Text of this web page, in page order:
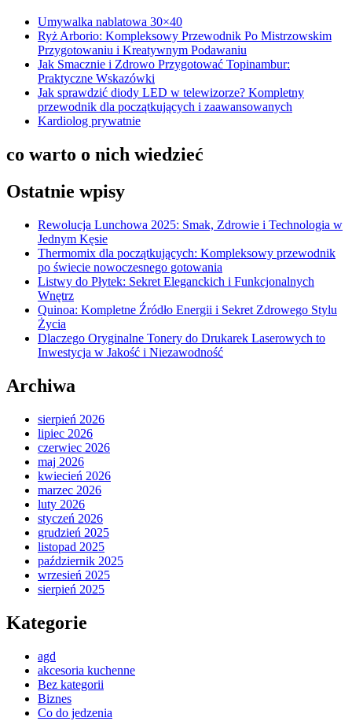
Umywalka nablatowa 30×40
Ryż Arborio: Kompleksowy Przewodnik Po Mistrzowskim
Przygotowaniu i Kreatywnym Podawaniu
Jak Smacznie i Zdrowo Przygotować Topinambur:
Praktyczne Wskazówki
Jak sprawdzić diody LED w telewizorze? Kompletny
przewodnik dla początkujących i zaawansowanych
Kardiolog prywatnie
co warto o nich wiedzieć
Ostatnie wpisy
Rewolucja Lunchowa 2025: Smak, Zdrowie i Technologia w
Jednym Kęsie
Thermomix dla początkujących: Kompleksowy przewodnik
po świecie nowoczesnego gotowania
Listwy do Płytek: Sekret Eleganckich i Funkcjonalnych
Wnętrz
Quinoa: Kompletne Źródło Energii i Sekret Zdrowego Stylu
Życia
Dlaczego Oryginalne Tonery do Drukarek Laserowych to
Inwestycja w Jakość i Niezawodność
Archiwa
sierpień 2026
lipiec 2026
czerwiec 2026
maj 2026
kwiecień 2026
marzec 2026
luty 2026
styczeń 2026
grudzień 2025
listopad 2025
październik 2025
wrzesień 2025
sierpień 2025
Kategorie
agd
akcesoria kuchenne
Bez kategorii
Biznes
Co do jedzenia